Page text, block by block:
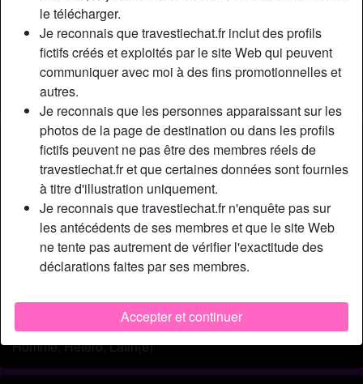
le télécharger.
Je reconnais que travestiechat.fr inclut des profils
fictifs créés et exploités par le site Web qui peuvent
communiquer avec moi à des fins promotionnelles et
autres.
Je reconnais que les personnes apparaissant sur les
photos de la page de destination ou dans les profils
fictifs peuvent ne pas être des membres réels de
travestiechat.fr et que certaines données sont fournies
à titre d'illustration uniquement.
Je reconnais que travestiechat.fr n'enquête pas sur
les antécédents de ses membres et que le site Web
ne tente pas autrement de vérifier l'exactitude des
déclarations faites par ses membres.
Accepter et continuer
Sexualité:
Relation:
Célibataire
Couleur des cheveux:
Foncé
Couleur des yeux:
Brun
Poids:
Description
J’ai une relation d’amour avec mon corps. Je te rassure de
suite, je ne suis pas une top modèle mais bien une simple
conseillère en assurance personnelle. Mais ne t’en fais
pas, je ne suis pas anorexique, je mange et je n’ai pas de
soucis à ce niveau, c’est tout simplement que je
n’engraisse pas ! C’est en fait un bien beau problème qui
Homme, Hétéro, Latin(e)